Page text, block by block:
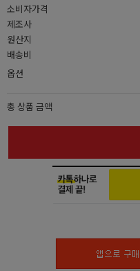
소비자가격
제조사
원산지
배송비
옵션
총 상품 금액